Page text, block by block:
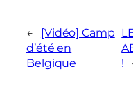
←
[Vidéo] Camp
d’été en
Belgique
!